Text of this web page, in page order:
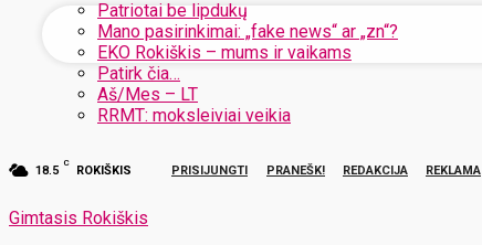
Patriotai be lipdukų
Mano pasirinkimai: „fake news“ ar „zn“?
EKO Rokiškis – mums ir vaikams
Patirk čia…
Aš/Mes – LT
RRMT: moksleiviai veikia
18.5
C
ROKIŠKIS PRISIJUNGTI PRANEŠK! REDAKCIJA REKLAMA
Gimtasis Rokiškis